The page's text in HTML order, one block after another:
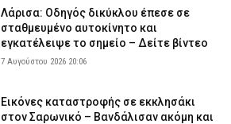
Λάρισα: Οδηγός δικύκλου έπεσε σε
σταθμευμένο αυτοκίνητο και
εγκατέλειψε το σημείο – Δείτε βίντεο
7 Αυγούστου 2026 20:06
Εικόνες καταστροφής σε εκκλησάκι
στον Σαρωνικό – Βανδάλισαν ακόμη και